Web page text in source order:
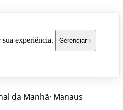
experiência. Gerenciar
da Manhã· Manaus